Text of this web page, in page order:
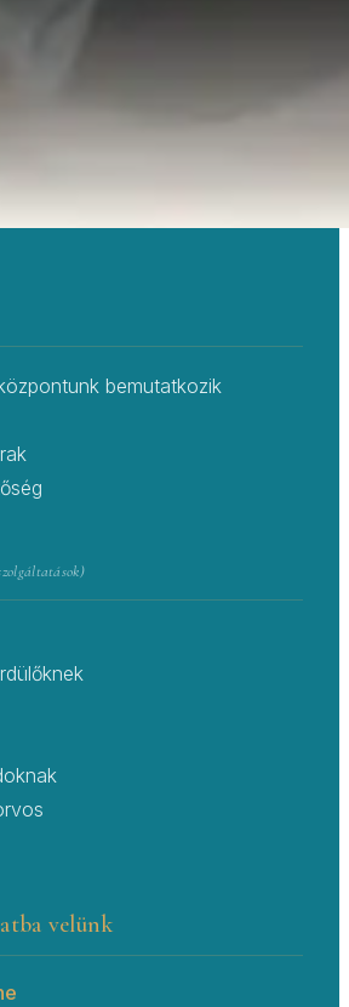
tapasztalat a lelki
bemutatkozik
velünk